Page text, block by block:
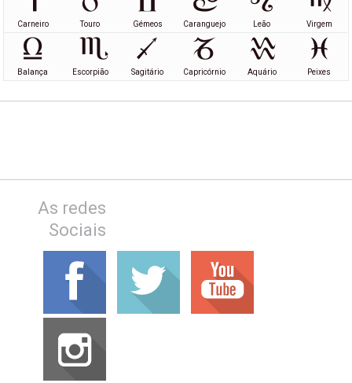
Carneiro Touro Gémeos Caranguejo Leão Virgem
Balança Escorpião Sagitário Capricórnio Aquário Peixes
As redes
Sociais